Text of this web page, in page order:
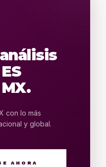
con lo más
y global.
AHORA